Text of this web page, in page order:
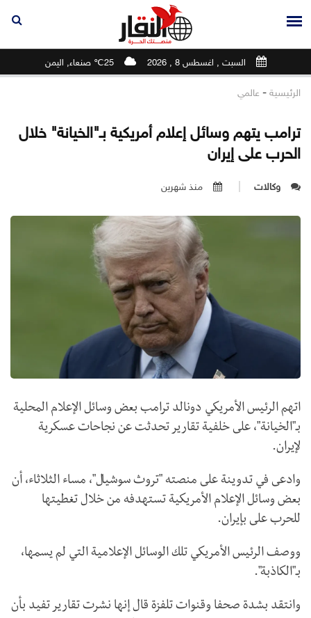
السبت , اغسطس 8 , 2026 25℃ صنعاء, اليمن
الرئيسية - عالمي
ترامب يتهم وسائل إعلام أمريكية بـ"الخيانة" خلال
الحرب على إيران
وكالات منذ شهرين
اتهم الرئيس الأمريكي دونالد ترامب بعض وسائل الإعلام المحلية
بـ"الخيانة"، على خلفية تقارير تحدثت عن نجاحات عسكرية
لإيران.
وادعى في تدوينة على منصته "تروث سوشيال"، مساء الثلاثاء، أن
بعض وسائل الإعلام الأمريكية تستهدفه من خلال تغطيتها
للحرب على بإيران.
ووصف الرئيس الأمريكي تلك الوسائل الإعلامية التي لم يسمها،
بـ"الكاذبة".
وانتقد بشدة صحفا وقنوات تلفزة قال إنها نشرت تقارير تفيد بأن